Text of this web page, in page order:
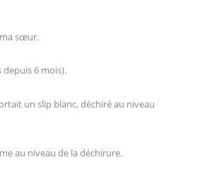
ma sœur.
6 mois).
un slip blanc, déchiré au niveau
au niveau de la déchirure.